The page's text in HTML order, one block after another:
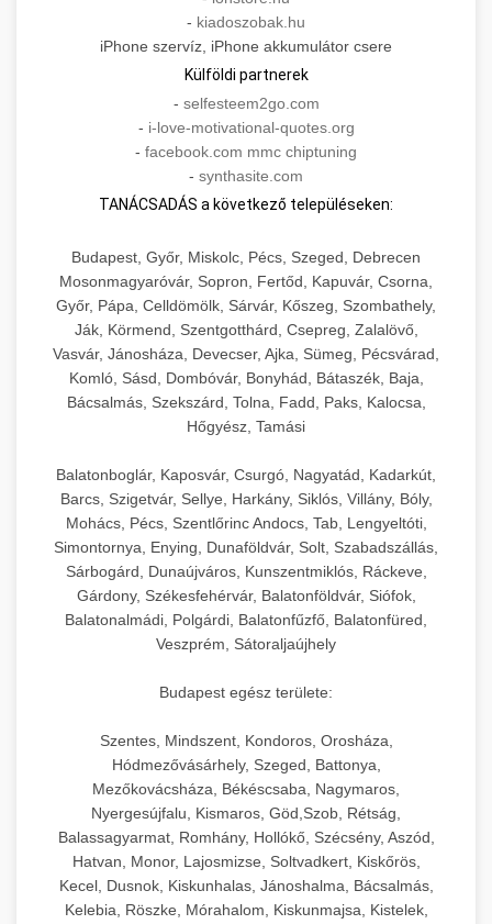
- kiadoszobak.hu
iPhone szervíz, iPhone akkumulátor csere
Külföldi partnerek
- selfesteem2go.com
- i-love-motivational-quotes.org
- facebook.com mmc chiptuning
- synthasite.com
TANÁCSADÁS a következő településeken:
Budapest, Győr, Miskolc, Pécs, Szeged, Debrecen
Mosonmagyaróvár, Sopron, Fertőd, Kapuvár, Csorna,
Győr, Pápa, Celldömölk, Sárvár, Kőszeg, Szombathely,
Ják, Körmend, Szentgotthárd, Csepreg, Zalalövő,
Vasvár, Jánosháza, Devecser, Ajka, Sümeg, Pécsvárad,
Komló, Sásd, Dombóvár, Bonyhád, Bátaszék, Baja,
Bácsalmás, Szekszárd, Tolna, Fadd, Paks, Kalocsa,
Hőgyész, Tamási
Balatonboglár, Kaposvár, Csurgó, Nagyatád, Kadarkút,
Barcs, Szigetvár, Sellye, Harkány, Siklós, Villány, Bóly,
Mohács, Pécs, Szentlőrinc Andocs, Tab, Lengyeltóti,
Simontornya, Enying, Dunaföldvár, Solt, Szabadszállás,
Sárbogárd, Dunaújváros, Kunszentmiklós, Ráckeve,
Gárdony, Székesfehérvár, Balatonföldvár, Siófok,
Balatonalmádi, Polgárdi, Balatonfűzfő, Balatonfüred,
Veszprém, Sátoraljaújhely
Budapest egész területe:
Szentes, Mindszent, Kondoros, Orosháza,
Hódmezővásárhely, Szeged, Battonya,
Mezőkovácsháza, Békéscsaba, Nagymaros,
Nyergesújfalu, Kismaros, Göd,Szob, Rétság,
Balassagyarmat, Romhány, Hollókő, Szécsény, Aszód,
Hatvan, Monor, Lajosmizse, Soltvadkert, Kiskőrös,
Kecel, Dusnok, Kiskunhalas, Jánoshalma, Bácsalmás,
Kelebia, Röszke, Mórahalom, Kiskunmajsa, Kistelek,